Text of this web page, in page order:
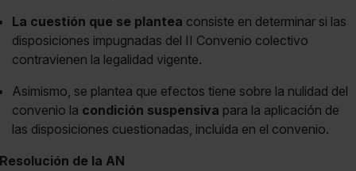
La cuestión que se plantea consiste en determinar si las
disposiciones impugnadas del II Convenio colectivo
contravienen la legalidad vigente.
Asimismo, se plantea que efectos tiene sobre la nulidad del
convenio la condición suspensiva para la aplicación de
las disposiciones cuestionadas, incluida en el convenio.
Resolución de la AN